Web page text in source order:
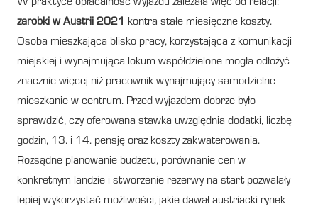
W praktyce opłacalność wyjazdu zależała więc od relacji:
zarobki w Austrii 2021 kontra stałe miesięczne koszty.
Osoba mieszkająca blisko pracy, korzystająca z komunikacji
miejskiej i wynajmująca lokum współdzielone mogła odłożyć
znacznie więcej niż pracownik wynajmujący samodzielne
mieszkanie w centrum. Przed wyjazdem dobrze było
sprawdzić, czy oferowana stawka uwzględnia dodatki, liczbę
godzin, 13. i 14. pensję oraz koszty zakwaterowania.
Rozsądne planowanie budżetu, porównanie cen w
konkretnym landzie i stworzenie rezerwy na start pozwalały
lepiej wykorzystać możliwości, jakie dawał austriacki rynek